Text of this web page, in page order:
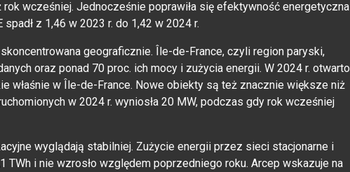
rok wcześniej. Jednocześnie poprawiła się efektywność energetyczna
z 1,46 w 2023 r. do 1,42 w 2024 r.
geograficznie. Île-de-France, czyli region paryski,
oraz ponad 70 proc. ich mocy i zużycia energii. W 2024 r. otwarto
właśnie w Île-de-France. Nowe obiekty są też znacznie większe niż
w 2024 r. wyniosła 20 MW, podczas gdy rok wcześniej
wyglądają stabilniej. Zużycie energii przez sieci stacjonarne i
TWh i nie wzrosło względem poprzedniego roku. Arcep wskazuje na